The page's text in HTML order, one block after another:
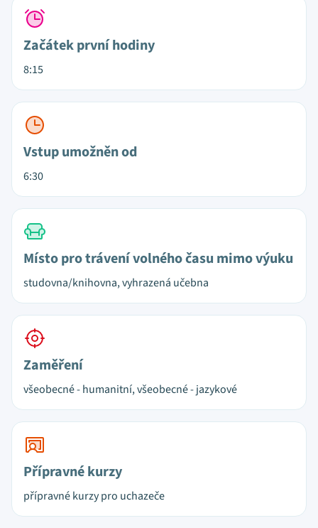
Začátek první hodiny
8:15
Vstup umožněn od
6:30
Místo pro trávení volného času mimo výuku
studovna/knihovna, vyhrazená učebna
Zaměření
všeobecné - humanitní, všeobecné - jazykové
Přípravné kurzy
přípravné kurzy pro uchazeče